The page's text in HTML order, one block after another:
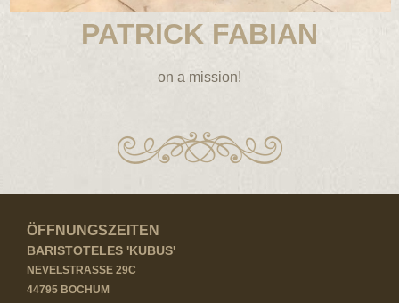
PATRICK FABIAN
on a mission!
ÖFFNUNGSZEITEN
BARISTOTELES 'KUBUS'
NEVELSTRASSE 29C
44795 BOCHUM